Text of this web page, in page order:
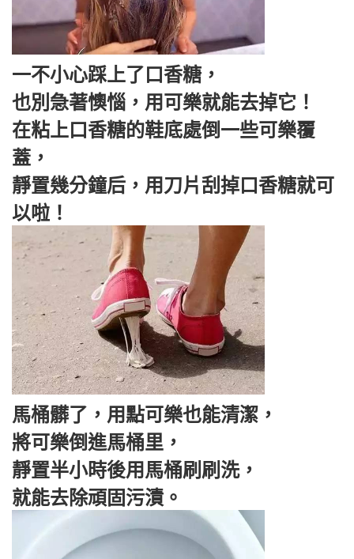
一不小心踩上了口香糖，
也別急著懊惱，用可樂就能去掉它！
在粘上口香糖的鞋底處倒一些可樂覆
蓋，
靜置幾分鐘后，用刀片刮掉口香糖就可
以啦！
馬桶髒了，用點可樂也能清潔，
將可樂倒進馬桶里，
靜置半小時後用馬桶刷刷洗，
就能去除頑固污漬。